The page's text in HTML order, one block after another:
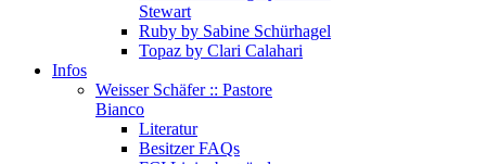
Stewart
Ruby by Sabine Schürhagel
Topaz by Clari Calahari
Infos
Weisser Schäfer :: Pastore
Bianco
Literatur
Besitzer FAQs